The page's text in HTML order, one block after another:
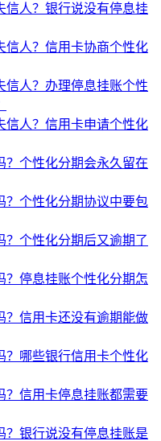
信人？银行说没有停息挂
信人？信用卡协商个性化
信人？办理停息挂账个性
信人？信用卡申请个性化
？个性化分期会永久留在
？个性化分期协议中要包
？个性化分期后又逾期了
？停息挂账个性化分期怎
？信用卡还没有逾期能做
？哪些银行信用卡个性化
？信用卡停息挂账都需要
？银行说没有停息挂账是